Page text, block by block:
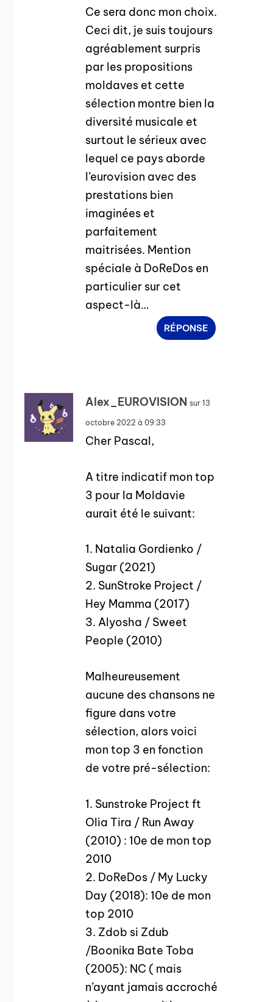
Ce sera donc mon choix.
Ceci dit, je suis toujours
agréablement surpris
par les propositions
moldaves et cette
sélection montre bien la
diversité musicale et
surtout le sérieux avec
lequel ce pays aborde
l’eurovision avec des
prestations bien
imaginées et
parfaitement
maitrisées. Mention
spéciale à DoReDos en
particulier sur cet
aspect-là…
RÉPONSE
Alex_EUROVISION sur 13
octobre 2022 à 09:33
Cher Pascal,
A titre indicatif mon top
3 pour la Moldavie
aurait été le suivant:
1. Natalia Gordienko /
Sugar (2021)
2. SunStroke Project /
Hey Mamma (2017)
3. Alyosha / Sweet
People (2010)
Malheureusement
aucune des chansons ne
figure dans votre
sélection, alors voici
mon top 3 en fonction
de votre pré-sélection:
1. Sunstroke Project ft
Olia Tira / Run Away
(2010) : 10e de mon top
2010
2. DoReDos / My Lucky
Day (2018): 10e de mon
top 2010
3. Zdob si Zdub
/Boonika Bate Toba
(2005): NC ( mais
n’ayant jamais accroché